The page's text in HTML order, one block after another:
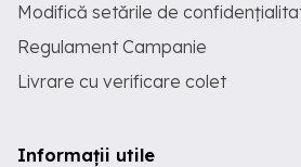
Modifică setările de
Regulament Campanie
Livrare cu verificare colet
Informații utile